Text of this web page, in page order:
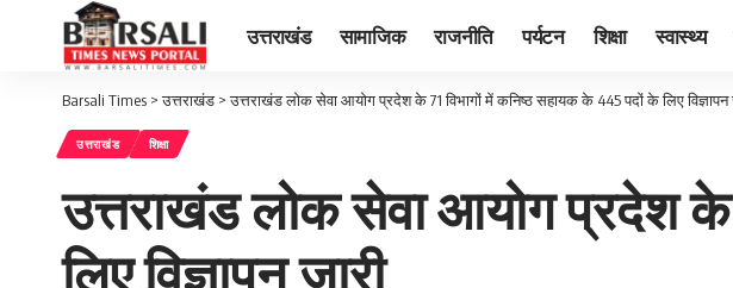
उत्तराखंड सामाजिक राजनीति पर्यटन शिक्षा स्वास्थ्य
Barsali Times >उत्तराखंड >उत्तराखंड लोक सेवा आयोग प्रदेश के 71 विभागों में कनिष्ठ सहायक के 445 पदों के लिए विज्ञापन
उत्तराखंड शिक्षा
उत्तराखंड लोक सेवा आयोग प्रदेश
लिए विज्ञापन जारी